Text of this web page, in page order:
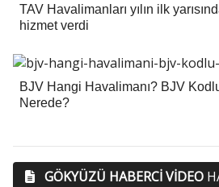
TAV Havalimanları yılın ilk
hizmet verdi
BJV Hangi Havalimanı? BJV
Nerede?
GÖKYÜZÜ HABERCI VIDEO